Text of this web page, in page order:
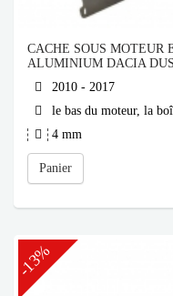
CACHE SOUS MOTEUR
ALUMINIUM DACIA
2010 - 2017
le bas du moteur, la
4 mm
Panier
-13%